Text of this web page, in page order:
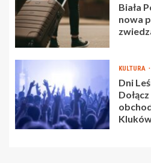
Biała
nowa
KULTURA
Dni